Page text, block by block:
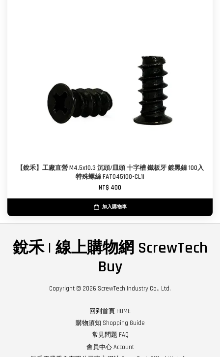
【銳禾】工廠直營 M4.5x10.3 沉頭/皿頭 十字槽 鐵板牙 鍍黑鎳 100入
特殊螺絲 FAT045100-CL1I
NT$ 400
加入購物車
銳禾 | 線上購物網 ScrewTech
Buy
Copyright © 2026 ScrewTech Industry Co., Ltd.
回到首頁 HOME
購物須知 Shopping Guide
常見問題 FAQ
會員中心 Account